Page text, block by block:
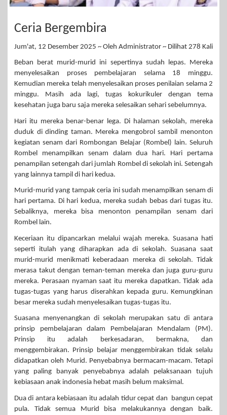
Ceria Bergembira
Jum'at, 12 Desember 2025 ~ Oleh Administrator ~ Dilihat 278 Kali
Beban berat murid-murid ini sepertinya sudah lepas. Mereka
menyelesaikan proses pembelajaran selama 18 minggu.
Kemudian mereka telah menyelesaikan proses penilaian selama 2
minggu. Masih ada lagi, tugas kokurikuler dengan tema
kesehatan juga baru saja mereka selesaikan sehari sebelumnya.
Hari itu mereka benar-benar lega. Di halaman sekolah, mereka
duduk di dinding taman. Mereka mengobrol sambil menonton
kegiatan senam dari Rombongan Belajar (Rombel) lain. Seluruh
Rombel menampilkan senam dalam dua hari. Hari pertama
penampilan setengah dari jumlah Rombel di sekolah ini. Setengah
yang lainnya tampil di hari kedua.
Murid-murid yang tampak ceria ini sudah menampilkan senam di
hari pertama. Di hari kedua, mereka sudah bebas dari tugas itu.
Sebaliknya, mereka bisa menonton penampilan senam dari
Rombel lain.
Keceriaan itu dipancarkan melalui wajah mereka. Suasana hati
seperti itulah yang diharapkan ada di sekolah. Suasana saat
murid-murid menikmati keberadaan mereka di sekolah. Tidak
merasa takut dengan teman-teman mereka dan juga guru-guru
mereka. Perasaan nyaman saat itu mereka dapatkan. Tidak ada
tugas-tugas yang harus diserahkan kepada guru. Kemungkinan
besar mereka sudah menyelesaikan tugas-tugas itu.
Suasana menyenangkan di sekolah merupakan satu di antara
prinsip pembelajaran dalam Pembelajaran Mendalam (PM).
Prinsip itu adalah berkesadaran, bermakna, dan
menggembirakan. Prinsip belajar menggembirakan tidak selalu
didapatkan oleh Murid. Penyebabnya bermacam-macam. Tetapi
yang paling banyak penyebabnya adalah pelaksanaan tujuh
kebiasaan anak indonesia hebat masih belum maksimal.
Dua di antara kebiasaan itu adalah tidur cepat dan bangun cepat
pula. Tidak semua Murid bisa melakukannya dengan baik.